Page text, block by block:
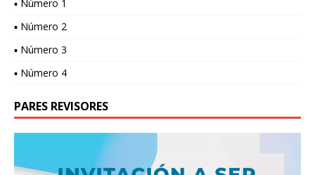
▪ Número 1
▪ Número 2
▪ Número 3
▪ Número 4
PARES REVISORES